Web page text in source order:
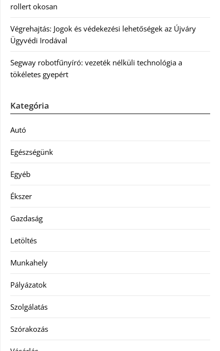
rollert okosan
Végrehajtás: Jogok és védekezési lehetőségek az Újváry
Ügyvédi Irodával
Segway robotfűnyíró: vezeték nélküli technológia a
tökéletes gyepért
Kategória
Autó
Egészségünk
Egyéb
Ékszer
Gazdaság
Letöltés
Munkahely
Pályázatok
Szolgálatás
Szórakozás